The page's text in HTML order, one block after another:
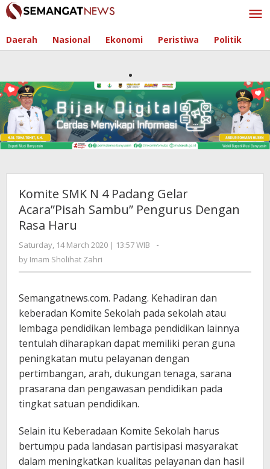
Skip
to
Daerah Nasional Ekonomi Peristiwa Politik
Komite SMK N 4 Padang Gelar
Acara”Pisah Sambu” Pengurus Dengan
Rasa Haru
Saturday, 14 March 2020 | 13:57 WIB
by
-
by Imam Sholihat Zahri
Semangatnews.com. Padang. Kehadiran dan
keberadan Komite Sekolah pada sekolah atau
lembaga pendidikan lembaga pendidikan lainnya
tentulah diharapkan dapat memiliki peran guna
peningkatan mutu pelayanan dengan
pertimbangan, arah, dukungan tenaga, sarana
prasarana dan pengawasan pendidikan pada
tingkat satuan pendidikan.
Selain itu Keberadaan Komite Sekolah harus
bertumpu pada landasan partisipasi masyarakat
dalam meningkatkan kualitas pelayanan dan hasil